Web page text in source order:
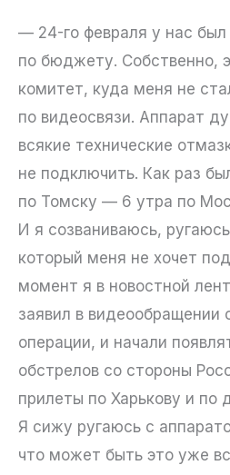
— 24-го февраля у нас был
по бюджету. Собственно,
комитет, куда меня не
по видеосвязи. Аппарат
всякие технические
не подключить. Как раз
по Томску — 6 утра по
И я созваниваюсь,
который меня не хочет
момент я в новостной
заявил в видеообращении
операции, и начали
обстрелов со стороны
прилеты по Харькову и по
Я сижу ругаюсь с
что может быть это уже